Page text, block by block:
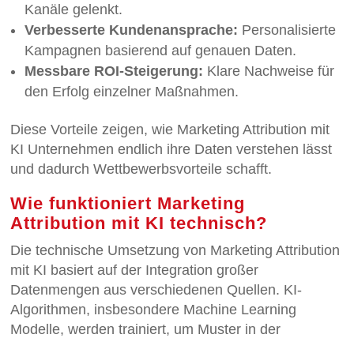
Kanäle gelenkt.
Verbesserte Kundenansprache: Personalisierte
Kampagnen basierend auf genauen Daten.
Messbare ROI-Steigerung: Klare Nachweise für
den Erfolg einzelner Maßnahmen.
Diese Vorteile zeigen, wie Marketing Attribution mit
KI Unternehmen endlich ihre Daten verstehen lässt
und dadurch Wettbewerbsvorteile schafft.
Wie funktioniert Marketing
Attribution mit KI technisch?
Die technische Umsetzung von Marketing Attribution
mit KI basiert auf der Integration großer
Datenmengen aus verschiedenen Quellen. KI-
Algorithmen, insbesondere Machine Learning
Modelle, werden trainiert, um Muster in der